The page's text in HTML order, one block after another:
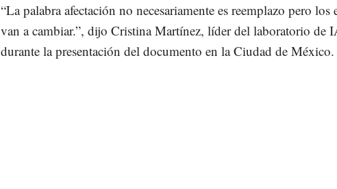
“La palabra afectación no necesariamente es reemplazo pero los
van a cambiar.”, dijo Cristina Martínez, líder del laboratorio de
durante la presentación del documento en la Ciudad de México.